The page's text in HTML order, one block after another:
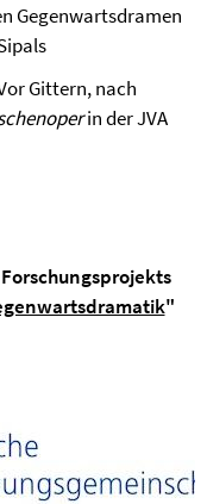
Gegenwartsdramen
Gittern, nach
in der JVA
"